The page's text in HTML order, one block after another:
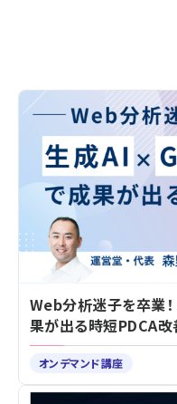
Web分析迷子を卒
果が出る時短PDCA
オンデマンド講座